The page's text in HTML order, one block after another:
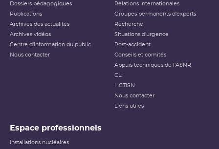
Dossiers pédagogiques
Publications
Archives des actualités
Archives vidéos
Centre d'information du public
Nous contacter
Relations internationales
Groupes permanents d'experts
Recherche
Situations d'urgence
Post-accident
Conseils et comités
Appuis techniques de l'ASNR
CLI
HCTISN
Nous contacter
Liens utiles
Espace professionnels
Installations nucléaires